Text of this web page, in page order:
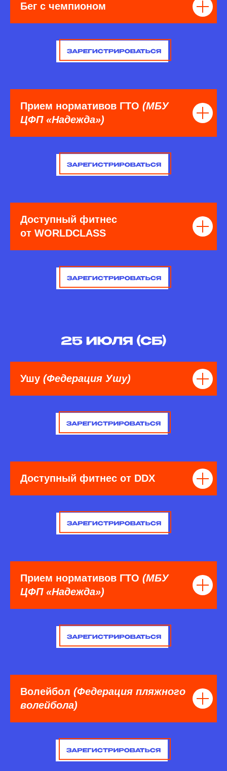
Бег с чемпионом
Прием нормативов ГТО (МБУ
ЦФП «Надежда»)
Доступный фитнес
от WORLDCLASS
Ушу (Федерация Ушу)
Доступный фитнес от DDX
Прием нормативов ГТО (МБУ
ЦФП «Надежда»)
Волейбол (Федерация пляжного
волейбола)